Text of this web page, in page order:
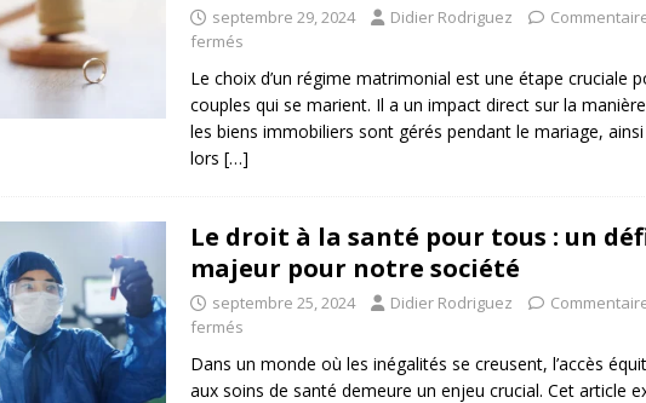
septembre 29, 2024 Didier Rodriguez
fermés
Le choix d’un régime matrimonial est une étape cruciale
couples qui se marient. Il a un impact direct sur la
les biens immobiliers sont gérés pendant le mariage,
lors […]
Le droit à la santé pour tous : un
majeur pour notre société
septembre 25, 2024 Didier Rodriguez
fermés
Dans un monde où les inégalités se creusent, l’accès
aux soins de santé demeure un enjeu crucial. Cet article